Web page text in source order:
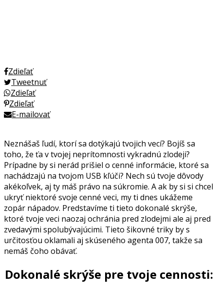
Zdieľať
Tweetnuť
Zdieľať
Zdieľať
E-mailovať
Neznášaš ľudí, ktorí sa dotýkajú tvojich vecí? Bojíš sa
toho, že ťa v tvojej neprítomnosti vykradnú zlodeji?
Prípadne by si nerád prišiel o cenné informácie, ktoré sa
nachádzajú na tvojom USB kľúči? Nech sú tvoje dôvody
akékoľvek, aj ty máš právo na súkromie. A ak by si si chcel
ukryť niektoré svoje cenné veci, my ti dnes ukážeme
zopár nápadov. Predstavíme ti tieto dokonalé skrýše,
ktoré tvoje veci naozaj ochránia pred zlodejmi ale aj pred
zvedavými spolubývajúcimi. Tieto šikovné triky by s
určitosťou oklamali aj skúseného agenta 007, takže sa
nemáš čoho obávať.
Dokonalé skrýše pre tvoje cennosti: